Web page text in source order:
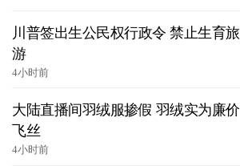
川普签出生公民权行政令 禁止生育旅
游
4小时前
大陆直播间羽绒服掺假 羽绒实为廉价
飞丝
4小时前